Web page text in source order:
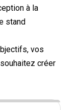
à la
stand
vos
créer